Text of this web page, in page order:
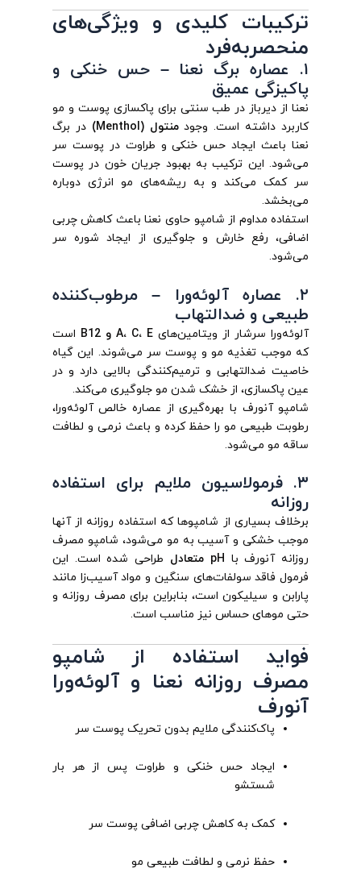
ترکیبات کلیدی و ویژگی‌های
منحصربه‌فرد
۱. عصاره برگ نعنا – حس خنکی و
پاکیزگی عمیق
نعنا از دیرباز در طب سنتی برای پاکسازی پوست و مو
کاربرد داشته است. وجودمنتول (Menthol)
در برگ
نعنا باعث ایجاد حس خنکی و طراوت در پوست سر
می‌شود. این ترکیب به بهبود جریان خون در پوست
سر کمک می‌کند و به ریشه‌های مو انرژی دوباره
می‌بخشد.
استفاده مداوم از شامپو حاوی نعنا باعث کاهش چربی
اضافی، رفع خارش و جلوگیری از ایجاد شوره سر
می‌شود.
۲. عصاره آلوئه‌ورا – مرطوب‌کننده
طبیعی و ضدالتهاب
آلوئه‌ورا سرشار از ویتامین‌های A، C، E و B12
است
که موجب تغذیه مو و پوست سر می‌شوند. این گیاه
خاصیت ضدالتهابی و ترمیم‌کنندگی بالایی دارد و در
عین پاکسازی، از خشک شدن مو جلوگیری می‌کند.
شامپو آنورف با بهره‌گیری از عصاره خالص آلوئه‌ورا،
رطوبت طبیعی مو را حفظ کرده و باعث نرمی و لطافت
ساقه مو می‌شود.
۳. فرمولاسیون ملایم برای استفاده
روزانه
برخلاف بسیاری از شامپوها که استفاده روزانه از آنها
موجب خشکی و آسیب به مو می‌شود، شامپو مصرف
روزانه آنورف با pH متعادل
طراحی شده است. این
فرمول فاقد سولفات‌های سنگین و مواد آسیب‌زا مانند
پارابن و سیلیکون است، بنابراین برای مصرف روزانه و
حتی موهای حساس نیز مناسب است.
فواید استفاده از شامپو
مصرف روزانه نعنا و آلوئه‌ورا
آنورف
پاک‌کنندگی ملایم بدون تحریک پوست سر
ایجاد حس خنکی و طراوت پس از هر بار
شستشو
کمک به کاهش چربی اضافی پوست سر
حفظ نرمی و لطافت طبیعی مو